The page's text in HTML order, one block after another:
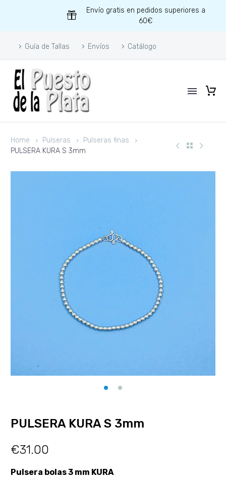
Envío gratis en pedidos superiores a
60€
Guía de Tallas Envíos Catálogo
Home Pulseras
Pulseras finas
PULSERA KURA S 3mm
PULSERA KURA S 3mm
€31.00
Pulsera bolas 3 mm KURA